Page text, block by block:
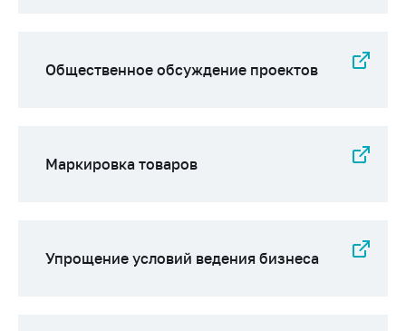
предупреждения
Маркировка
Рекомендации по
Общественное обсуждение проектов
Маркировка товаров
Упрощение условий ведения бизнеса